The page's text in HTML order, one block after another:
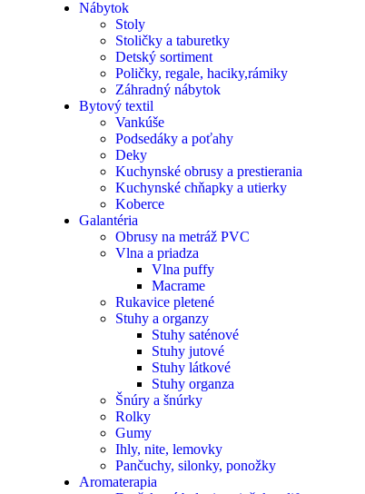
Nábytok
Stoly
Stoličky a taburetky
Detský sortiment
Poličky, regale, haciky,rámiky
Záhradný nábytok
Bytový textil
Vankúše
Podsedáky a poťahy
Deky
Kuchynské obrusy a prestierania
Kuchynské chňapky a utierky
Koberce
Galantéria
Obrusy na metráž PVC
Vlna a priadza
Vlna puffy
Macrame
Rukavice pletené
Stuhy a organzy
Stuhy saténové
Stuhy jutové
Stuhy látkové
Stuhy organza
Šnúry a šnúrky
Rolky
Gumy
Ihly, nite, lemovky
Pančuchy, silonky, ponožky
Aromaterapia